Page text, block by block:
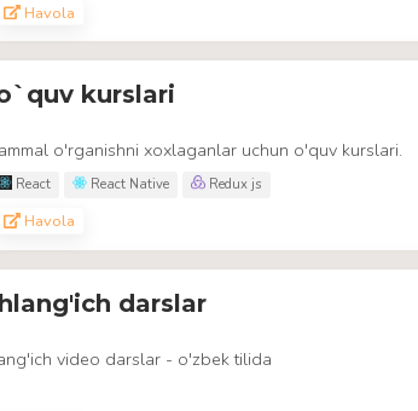
Havola
kurslari
o'rganishni xoxlaganlar uchun o'quv kurslari.
React React Native Redux js
Havola
darslar
video darslar - o'zbek tilida